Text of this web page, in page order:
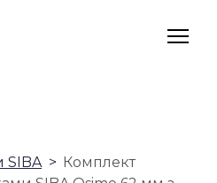
SIBA
Комплект